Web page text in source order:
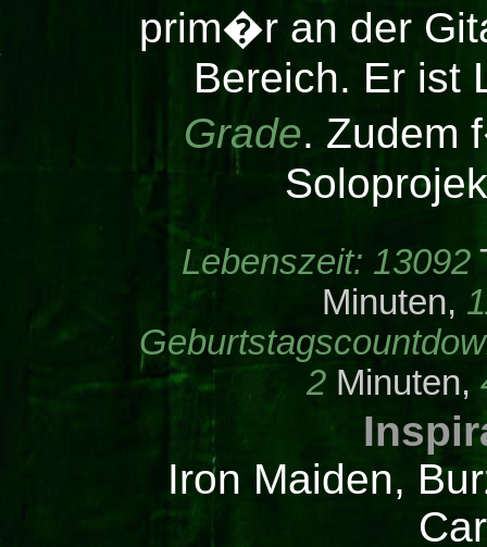
prim�r an der
Bereich. Er ist
Grade. Zudem
Lebenszeit: 13092
Minuten,
2 Minuten,
Iron Maiden,